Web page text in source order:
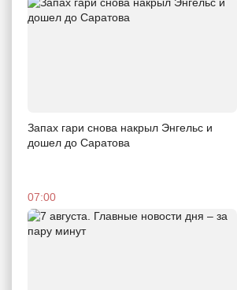
Запах гари снова накрыл Энгельс и
дошел до Саратова
07:00